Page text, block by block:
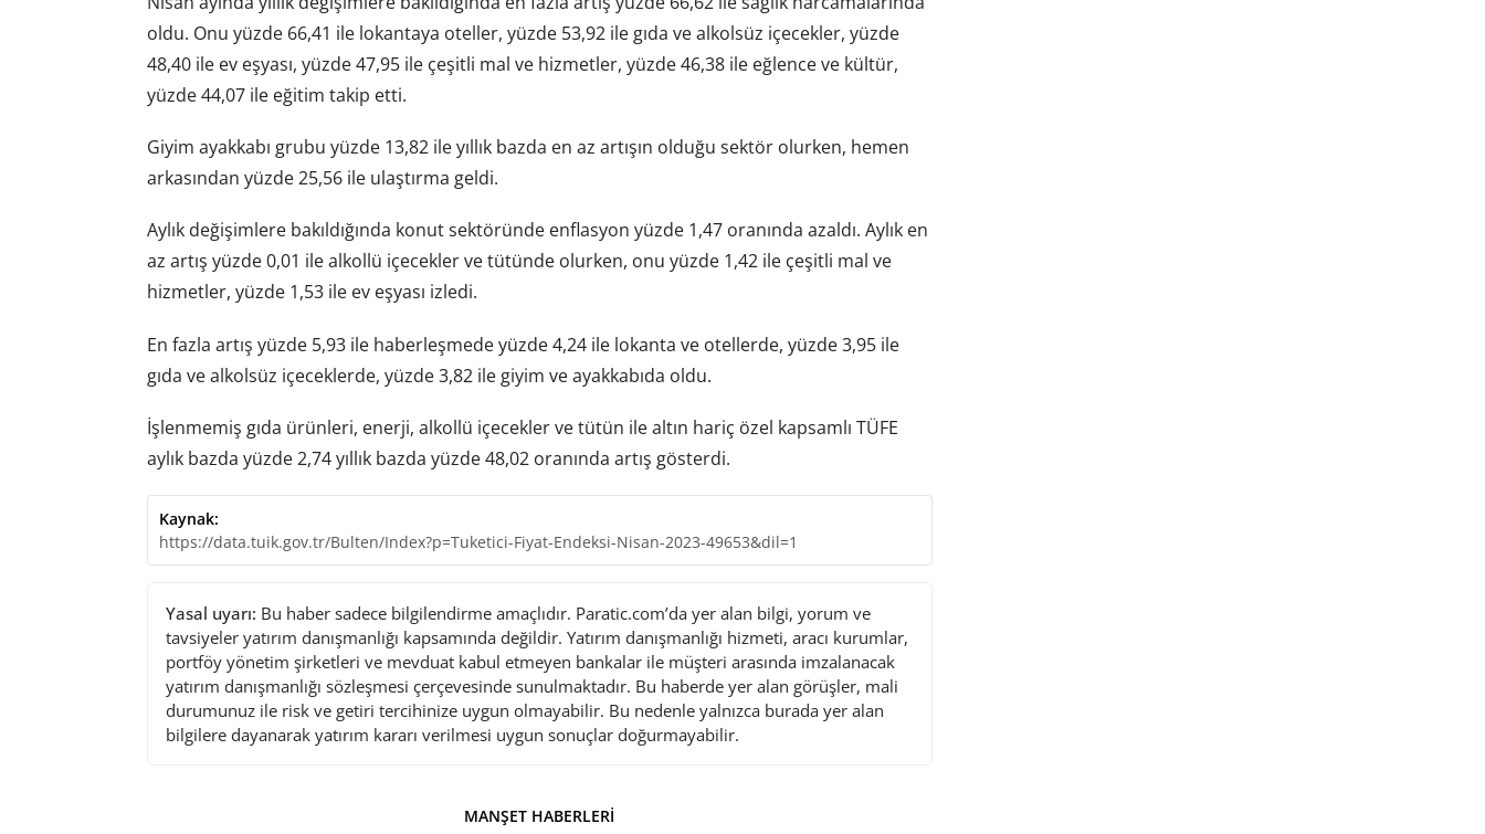
oldu. Onu yüzde 66,41 ile lokantaya oteller, yüzde 53,92 ile gıda ve alkolsüz içecekler, yüzde
48,40 ile ev eşyası, yüzde 47,95 ile çeşitli mal ve hizmetler, yüzde 46,38 ile eğlence ve kültür,
yüzde 44,07 ile eğitim takip etti.
Giyim ayakkabı grubu yüzde 13,82 ile yıllık bazda en az artışın olduğu sektör olurken, hemen
arkasından yüzde 25,56 ile ulaştırma geldi.
Aylık değişimlere bakıldığında konut sektöründe enflasyon yüzde 1,47 oranında azaldı. Aylık en
az artış yüzde 0,01 ile alkollü içecekler ve tütünde olurken, onu yüzde 1,42 ile çeşitli mal ve
hizmetler, yüzde 1,53 ile ev eşyası izledi.
En fazla artış yüzde 5,93 ile haberleşmede yüzde 4,24 ile lokanta ve otellerde, yüzde 3,95 ile
gıda ve alkolsüz içeceklerde, yüzde 3,82 ile giyim ve ayakkabıda oldu.
İşlenmemiş gıda ürünleri, enerji, alkollü içecekler ve tütün ile altın hariç özel kapsamlı TÜFE
aylık bazda yüzde 2,74 yıllık bazda yüzde 48,02 oranında artış gösterdi.
Kaynak:
https://data.tuik.gov.tr/Bulten/Index?p=Tuketici-Fiyat-Endeksi-Nisan-2023-49653&dil=1
Yasal uyarı: Bu haber sadece bilgilendirme amaçlıdır. Paratic.com’da yer alan bilgi, yorum ve
tavsiyeler yatırım danışmanlığı kapsamında değildir. Yatırım danışmanlığı hizmeti, aracı kurumlar,
portföy yönetim şirketleri ve mevduat kabul etmeyen bankalar ile müşteri arasında imzalanacak
yatırım danışmanlığı sözleşmesi çerçevesinde sunulmaktadır. Bu haberde yer alan görüşler, mali
durumunuz ile risk ve getiri tercihinize uygun olmayabilir. Bu nedenle yalnızca burada yer alan
bilgilere dayanarak yatırım kararı verilmesi uygun sonuçlar doğurmayabilir.
MANŞET HABERLERI